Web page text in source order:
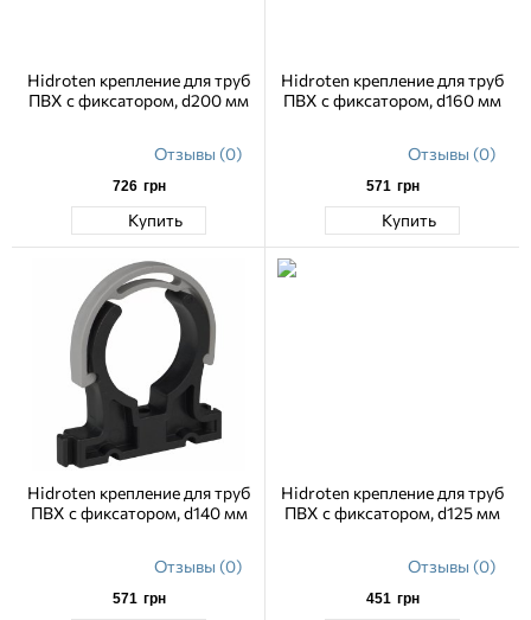
Hidroten крепление для труб
ПВХ с фиксатором, d200 мм
Отзывы (0)
726 грн
Купить
Hidroten крепление для труб
ПВХ с фиксатором, d160 мм
Отзывы (0)
571 грн
Купить
Hidroten крепление для труб
ПВХ с фиксатором, d140 мм
Отзывы (0)
571 грн
Hidroten крепление для труб
ПВХ с фиксатором, d125 мм
Отзывы (0)
451 грн